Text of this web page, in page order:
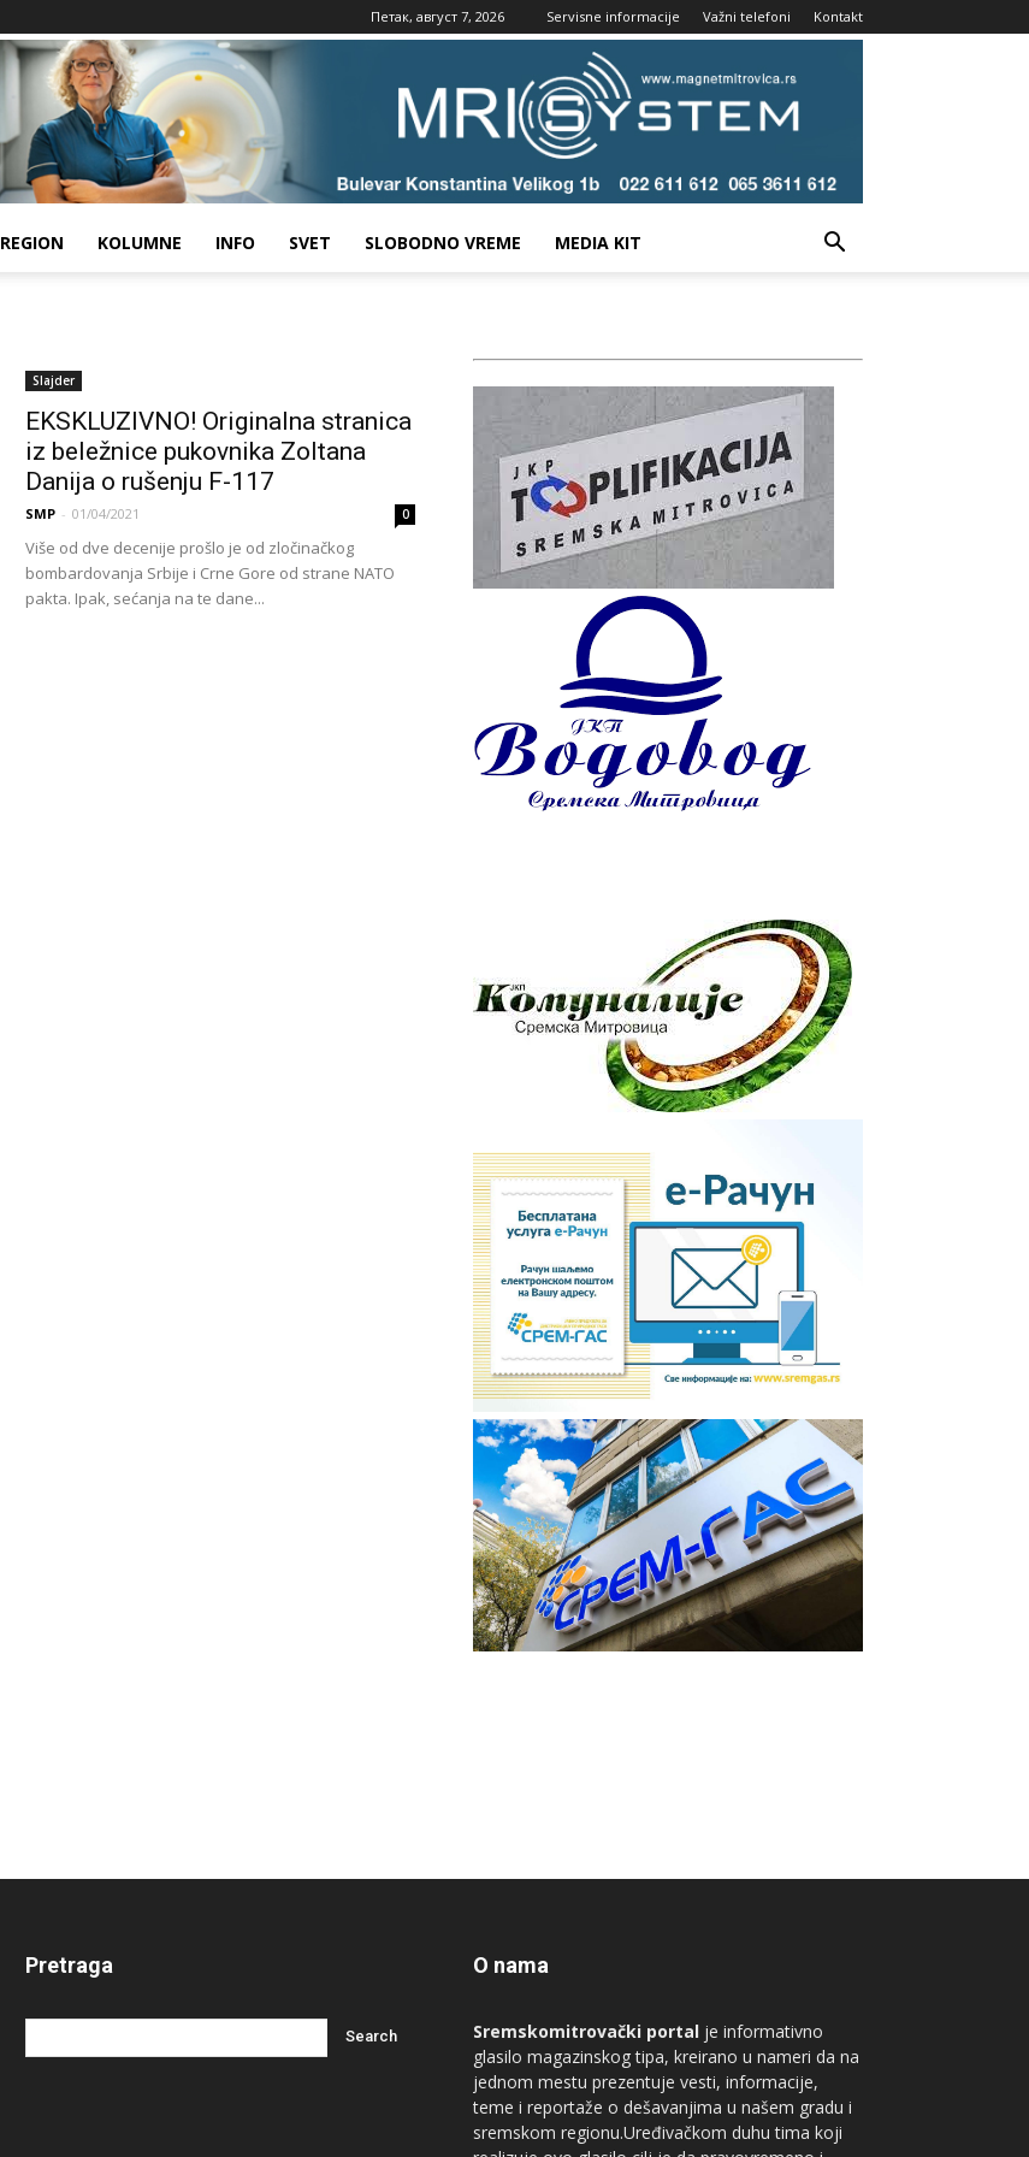
Петак, август 7, 2026 Servisne informacije Važni telefoni Kontakt
REGION KOLUMNE INFO SVET SLOBODNO VREME MEDIA KIT
Slajder
EKSKLUZIVNO! Originalna stranica
iz beležnice pukovnika Zoltana
Danija o rušenju F-117
SMP - 01/04/2021 0
Više od dve decenije prošlo je od zločinačkog
bombardovanja Srbije i Crne Gore od strane NATO
pakta. Ipak, sećanja na te dane...
Pretraga O nama
Sremskomitrovački portal je informativno
glasilo magazinskog tipa, kreirano u nameri da na
jednom mestu prezentuje vesti, informacije,
teme i reportaže o dešavanjima u našem gradu i
sremskom regionu.Uređivačkom duhu tima koji